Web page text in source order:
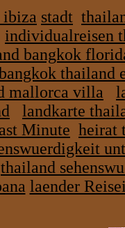
stadt
individualreisen
bangkok
thailand
mallorca villa
landkarte
Minute heirat
thailand
laender